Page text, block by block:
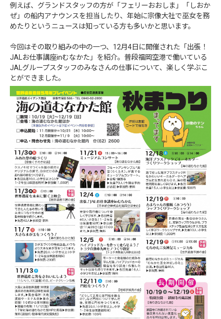
例えば、グランドスタッフの方が「フェリーおおしま」「しおか
ぜ」の船内アナウンスを担当したり、年始に宗像大社で巫女を務
めたりというニュースは知っている方も多いかと思います。
今回はその取り組みの中の一つ、12月4日に開催された「出張！
JALお仕事講座inむなかた」を紹介。普段福岡空港で働いている
JALグループスタッフのみなさんの仕事について、楽しく学ぶこ
とができました。